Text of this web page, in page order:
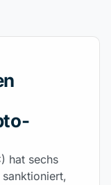
hat sechs